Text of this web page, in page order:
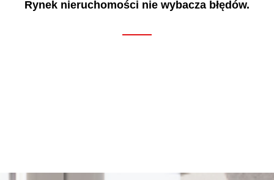
Rynek nieruchomości nie wybacza błędów.